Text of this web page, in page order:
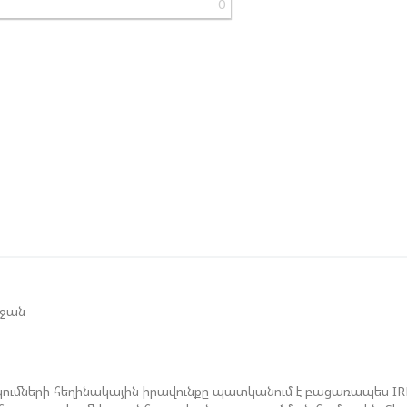
0
հեղինակային իրավունքը պատկանում է բացառապես